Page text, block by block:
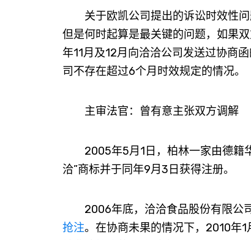
关于欧凯公司提出的诉讼时效性问
但是何时起算是最关键的问题，如果
年11月及12月向洽洽公司发送过协商
司不存在超过6个月时效规定的情况。
主审法官：曾有意主张双方调解
2005年5月1日，柏林一家由德籍
洽”商标并于同年9月3日获得注册。
2006年底，洽洽食品股份有限公司
抢注。在协商未果的情况下，2010年